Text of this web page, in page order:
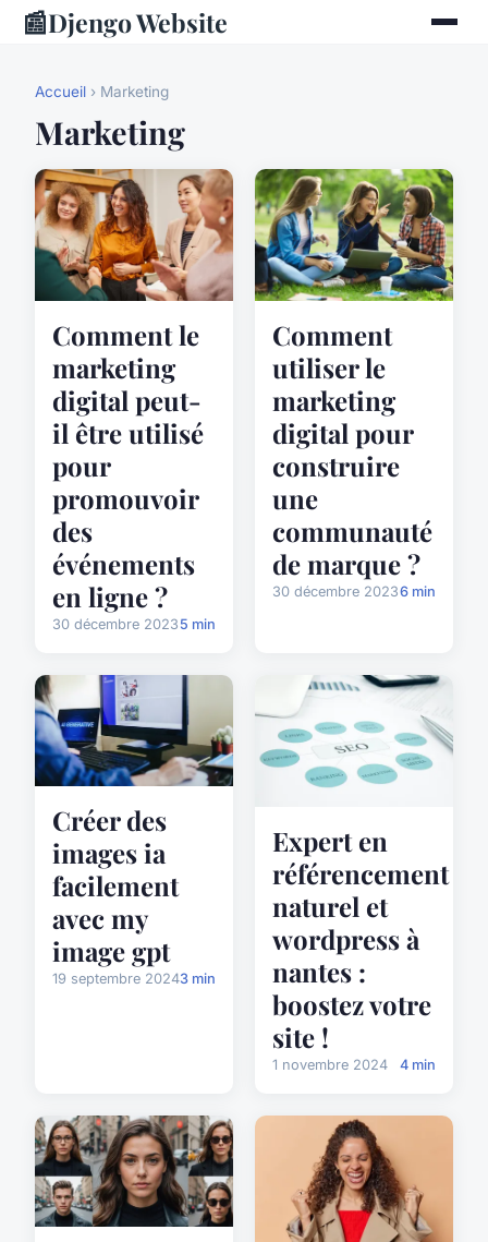
📰Djengo Website
Accueil › Marketing
Marketing
Comment le
marketing
digital peut-
il être utilisé
pour
promouvoir
des
événements
en ligne ?
30 décembre 2023 5 min
Comment
utiliser le
marketing
digital pour
construire
une
communauté
de marque ?
30 décembre 20236 min
Créer des
images ia
facilement
avec my
image gpt
19 septembre 20243 min
Expert en
référencement
naturel et
wordpress à
nantes :
boostez votre
site !
1 novembre 2024 4 min